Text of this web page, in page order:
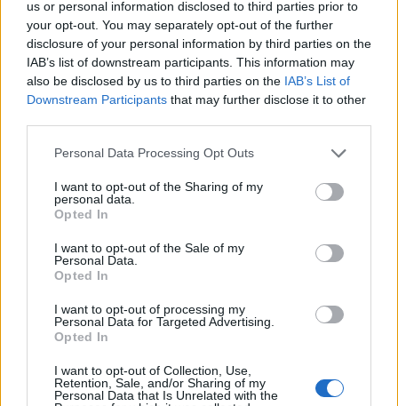
us or personal information disclosed to third parties prior to
your opt-out. You may separately opt-out of the further
disclosure of your personal information by third parties on the
IAB’s list of downstream participants. This information may
also be disclosed by us to third parties on the IAB’s List of
Downstream Participants that may further disclose it to other
Personal Data Processing Opt Outs
I want to opt-out of the Sharing of my
personal data.
Opted In
I want to opt-out of the Sale of my
Personal Data.
Opted In
I want to opt-out of processing my
Personal Data for Targeted Advertising.
Opted In
I want to opt-out of Collection, Use,
Retention, Sale, and/or Sharing of my
Personal Data that Is Unrelated with the